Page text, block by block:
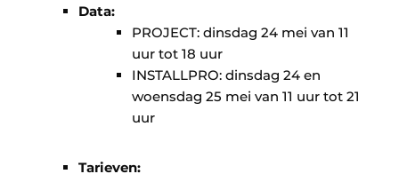
Data:
PROJECT: dinsdag 24 mei van 11
uur tot 18 uur
INSTALLPRO: dinsdag 24 en
woensdag 25 mei van 11 uur tot 21
uur
Tarieven: